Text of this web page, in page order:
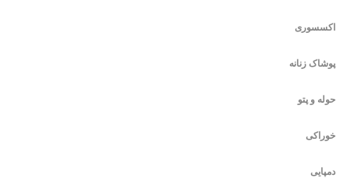
اکسسوری
پوشاک زنانه
حوله و پتو
خوراکی
دمپایی